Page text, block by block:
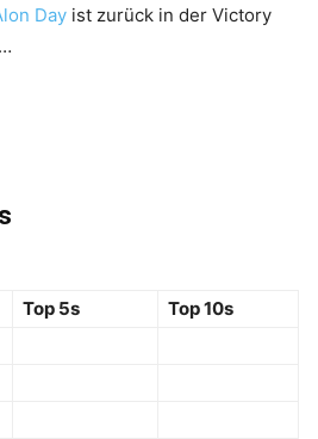
Day ist zurück in der Victory
Top 5s
Top 10s